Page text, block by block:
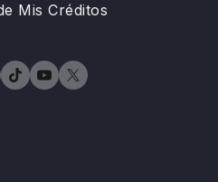
Mis Créditos